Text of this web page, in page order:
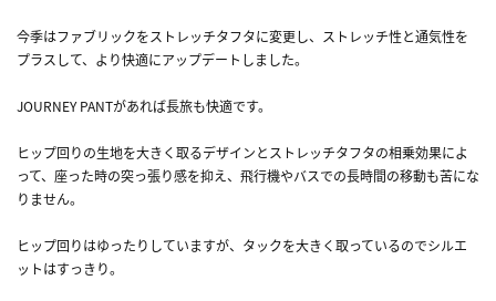
今季はファブリックをストレッチタフタに変更し、ストレッチ性と通気性を
プラスして、より快適にアップデートしました。
JOURNEY PANTがあれば長旅も快適です。
ヒップ回りの生地を大きく取るデザインとストレッチタフタの相乗効果によ
って、座った時の突っ張り感を抑え、飛行機やバスでの長時間の移動も苦にな
りません。
ヒップ回りはゆったりしていますが、タックを大きく取っているのでシルエ
ットはすっきり。